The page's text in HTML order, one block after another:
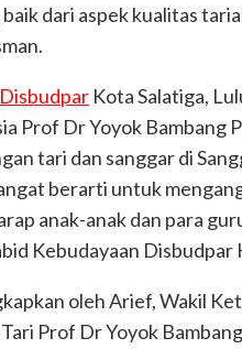
dari aspek kualitas
Disbudpar Kota Salatiga,
Prof Dr Yoyok Bambang
tari dan sanggar di
berarti untuk
anak-anak dan para
Kebudayaan Disbudpar
oleh Arief, Wakil
Prof Dr Yoyok